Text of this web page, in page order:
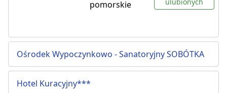
pomorskie
Ośrodek Wypoczynkowo - Sanatoryjny SOBÓTKA
Hotel Kuracyjny***